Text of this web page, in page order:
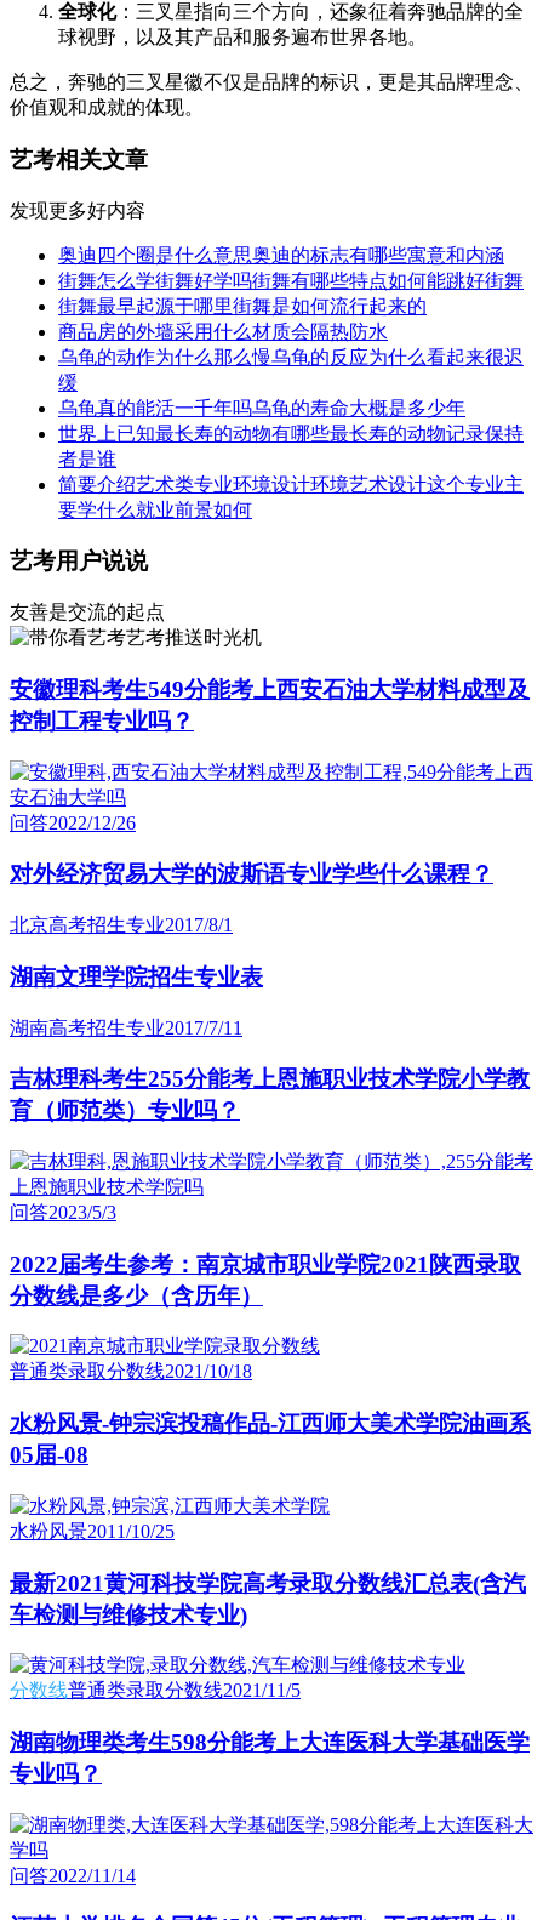
全球化：三叉星指向三个方向，还象征着奔驰品牌的全
球视野，以及其产品和服务遍布世界各地。
总之，奔驰的三叉星徽不仅是品牌的标识，更是其品牌理念、
价值观和成就的体现。
艺考相关文章
发现更多好内容
奥迪四个圈是什么意思奥迪的标志有哪些寓意和内涵
街舞怎么学街舞好学吗街舞有哪些特点如何能跳好街舞
街舞最早起源于哪里街舞是如何流行起来的
商品房的外墙采用什么材质会隔热防水
乌龟的动作为什么那么慢乌龟的反应为什么看起来很迟
缓
乌龟真的能活一千年吗乌龟的寿命大概是多少年
世界上已知最长寿的动物有哪些最长寿的动物记录保持
者是谁
简要介绍艺术类专业环境设计环境艺术设计这个专业主
要学什么就业前景如何
艺考用户说说
友善是交流的起点
艺考推送时光机
安徽理科考生549分能考上西安石油大学材料成型及
控制工程专业吗？
问答2022/12/26
对外经济贸易大学的波斯语专业学些什么课程？
北京高考招生专业2017/8/1
湖南文理学院招生专业表
湖南高考招生专业2017/7/11
吉林理科考生255分能考上恩施职业技术学院小学教
育（师范类）专业吗？
问答2023/5/3
2022届考生参考：南京城市职业学院2021陕西录取
分数线是多少（含历年）
普通类录取分数线2021/10/18
水粉风景-钟宗滨投稿作品-江西师大美术学院油画系
05届-08
水粉风景2011/10/25
最新2021黄河科技学院高考录取分数线汇总表(含汽
车检测与维修技术专业)
分数线普通类录取分数线2021/11/5
湖南物理类考生598分能考上大连医科大学基础医学
专业吗？
问答2022/11/14